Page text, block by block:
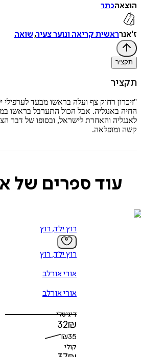
הוצאהכתר
ז'אנרראשית קריאה ונוער צעיר, שואה
תקציר
תקציר
''זיכרון רחוק צף ועלה בראשו מבעד
החיה באנגליה. אבל הכול התערבל בראשו
לאנגליה והאחרת לישראל, ובסופו של דבר
קשה ומופלאה.
עוד ספרים של
רוץ ילד, רוץ
רוץ ילד, רוץ
אורי אורלב
אורי אורלב
דיגיטלי
32₪
₪35
קולי